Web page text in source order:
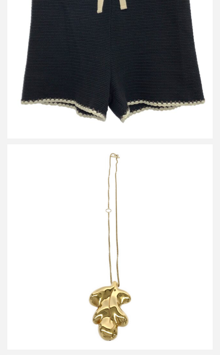
ジルサンダープラス 24SS ステッチニットショートパンツ
J40MU0113
買取金額14,400円
ジルサンダー オークリーフモチーフネックレス
買取金額12,000円
詳しく見る